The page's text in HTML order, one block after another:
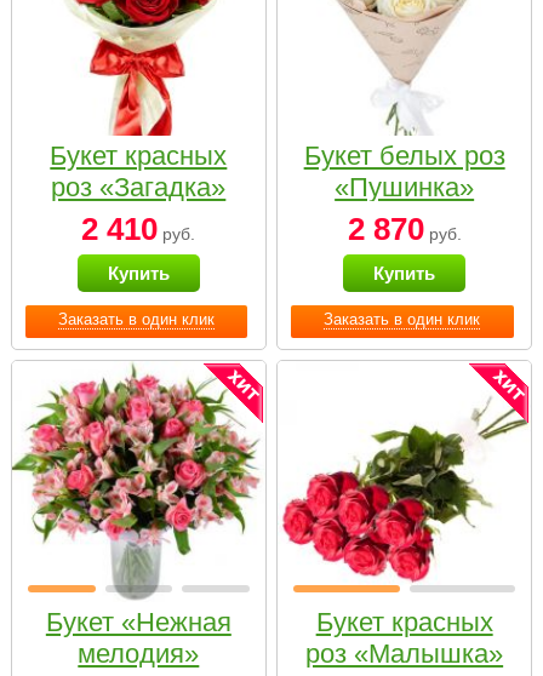
Заказать в один клик
Букет красных
роз «Загадка»
2 410 руб.
Купить
Заказать в один клик
Букет белых роз
«Пушинка»
2 870руб.
Купить
Букет «Нежная
мелодия»
Букет красных
роз «Малышка»